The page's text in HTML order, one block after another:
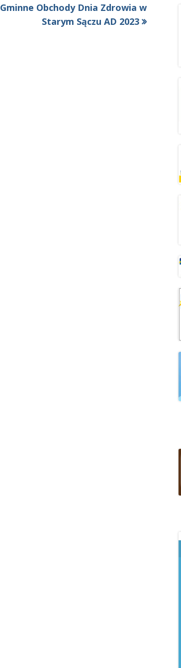
Następny
Gminne Obchody Dnia Zdrowia w
Starym Sączu AD 2023